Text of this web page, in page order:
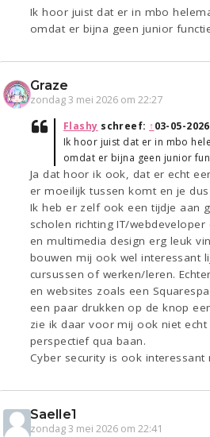
Ik hoor juist dat er in mbo
omdat er bijna geen junior
Graze
zondag 3 mei 2026 om 22:27
Flashy schreef: ↑03-05-
Ik hoor juist dat er in mbo
omdat er bijna geen junior
Ja dat hoor ik ook, dat er echt
er moeilijk tussen komt en je
Ik heb er zelf ook een tijdje aan
scholen richting IT/
en multimedia design erg leuk
bouwen mij ook wel interessant
cursussen of werken/leren.
en websites zoals een
een paar drukken op de knop
zie ik daar voor mij ook niet
perspectief qua baan.
Cyber security is ook interessant
Saelle1
zondag 3 mei 2026 om 22:41